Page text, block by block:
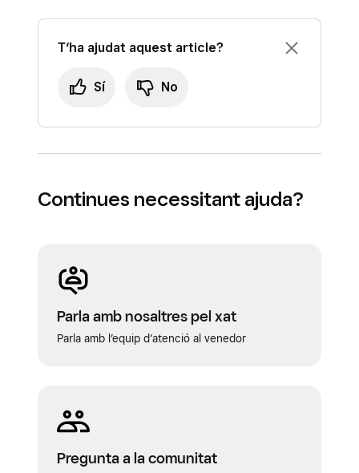
T‘ha ajudat aquest article?
Sí No
Continues necessitant ajuda?
Parla amb nosaltres pel xat
Parla amb l’equip d’atenció al venedor
Pregunta a la comunitat